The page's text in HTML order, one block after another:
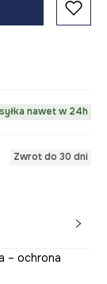
nawet w 24h
Zwrot do 30 dni
– ochrona